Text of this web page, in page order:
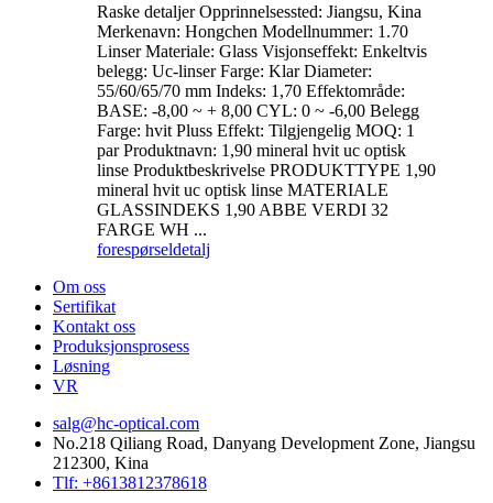
Raske detaljer Opprinnelsessted: Jiangsu, Kina
Merkenavn: Hongchen Modellnummer: 1.70
Linser Materiale: Glass Visjonseffekt: Enkeltvis
belegg: Uc-linser Farge: Klar Diameter:
55/60/65/70 mm Indeks: 1,70 Effektområde:
BASE: -8,00 ~ + 8,00 CYL: 0 ~ -6,00 Belegg
Farge: hvit Pluss Effekt: Tilgjengelig MOQ: 1
par Produktnavn: 1,90 mineral hvit uc optisk
linse Produktbeskrivelse PRODUKTTYPE 1,90
mineral hvit uc optisk linse MATERIALE
GLASSINDEKS 1,90 ABBE VERDI 32
FARGE WH ...
forespørseldetalj
Om oss
Sertifikat
Kontakt oss
Produksjonsprosess
Løsning
VR
salg@hc-optical.com
No.218 Qiliang Road, Danyang Development Zone, Jiangsu
212300, Kina
Tlf: +8613812378618